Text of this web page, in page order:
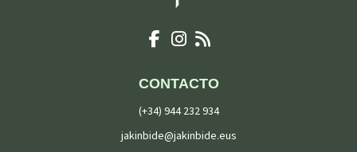
CONTACTO
(+34) 944 232 934
jakinbide@jakinbide.eus